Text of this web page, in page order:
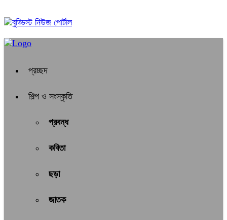
প্রচ্ছদ
শিল্প ও সংস্কৃতি
প্রবন্ধ
কবিতা
ছড়া
জাতক